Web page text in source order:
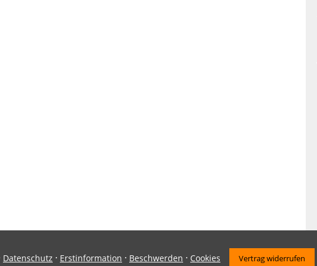
Datenschutz · Erstinformation · Beschwerden · Cookies Vertrag widerrufen